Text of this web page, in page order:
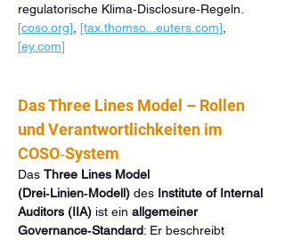
regulatorische Klima‑Disclosure‑Regeln.
[coso.org] [tax.thomso... euters.com]
[ey.com]
Das Three Lines Model – Rollen
und Verantwortlichkeiten im
COSO‑System
Das Three Lines Model
(Drei‑Linien‑Modell) des Institute of Internal
Auditors (IIA) ist ein allgemeiner
Governance‑Standard: Er beschreibt